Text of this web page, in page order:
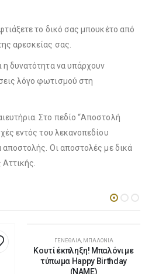
(€180.00)
το δικό σας μπουκέτο από
αρεσκείας σας.
η δυνατότητα να υπάρχουν
λόγο φωτισμού στη
Στο πεδίο “Αποστολή
εντός του λεκανοπεδίου
Οι αποστολές με δικά
ΓΕΝΈΘΛΙΑ ΜΠΑΛΌΝΙΑ
Κουτί έκπληξη! Μπαλόνι με
τύπωμα Happy Birthday
(NAME)